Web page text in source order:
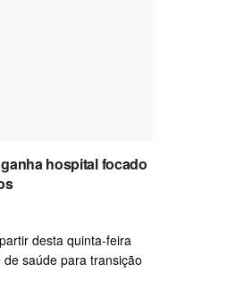
hospital focado
desta quinta-feira
saúde para transição